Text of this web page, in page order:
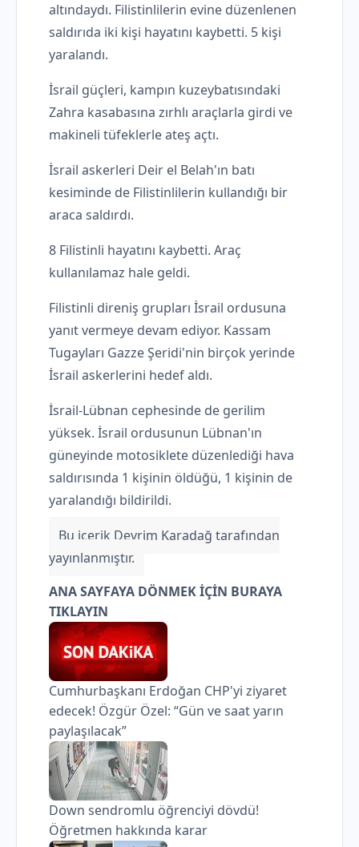
altındaydı. Filistinlilerin evine düzenlenen
saldırıda iki kişi hayatını kaybetti. 5 kişi
yaralandı.
İsrail güçleri, kampın kuzeybatısındaki
Zahra kasabasına zırhlı araçlarla girdi ve
makineli tüfeklerle ateş açtı.
İsrail askerleri Deir el Belah'ın batı
kesiminde de Filistinlilerin kullandığı bir
araca saldırdı.
8 Filistinli hayatını kaybetti. Araç
kullanılamaz hale geldi.
Filistinli direniş grupları İsrail ordusuna
yanıt vermeye devam ediyor. Kassam
Tugayları Gazze Şeridi'nin birçok yerinde
İsrail askerlerini hedef aldı.
İsrail-Lübnan cephesinde de gerilim
yüksek. İsrail ordusunun Lübnan'ın
güneyinde motosiklete düzenlediği hava
saldırısında 1 kişinin öldüğü, 1 kişinin de
yaralandığı bildirildi.
Bu içerik Devrim Karadağ tarafından
yayınlanmıştır.
ANA SAYFAYA DÖNMEK İÇİN BURAYA
TIKLAYIN
Cumhurbaşkanı Erdoğan CHP'yi ziyaret
edecek! Özgür Özel: “Gün ve saat yarın
paylaşılacak”
Down sendromlu öğrenciyi dövdü!
Öğretmen hakkında karar